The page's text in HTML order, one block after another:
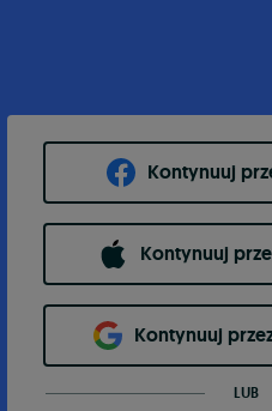
Kontynuuj
Kontynuuj
Kontynuuj
LUB